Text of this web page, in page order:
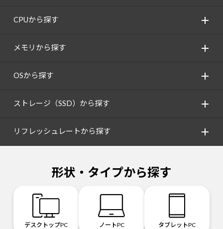
CPUから探す
メモリから探す
OSから探す
ストレージ（SSD）から探す
リフレッシュレートから探す
形状・タイプから探す
デスクトップPC ノートPC タブレットPC